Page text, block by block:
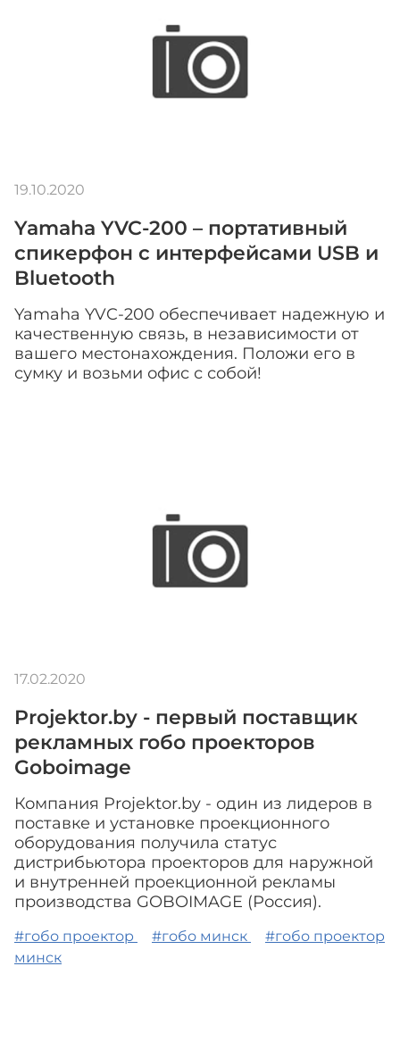
Yamaha YVC-200 – портативный
спикерфон с интерфейсами USB и
Bluetooth
Yamaha YVC-200 обеспечивает надежную и
качественную связь, в независимости от
вашего местонахождения. Положи его в
сумку и возьми офис с собой!
19.10.2020
Projektor.by - первый поставщик
рекламных гобо проекторов
Goboimage
Компания Projektor.by - один из лидеров в
поставке и установке проекционного
оборудования получила статус
дистрибьютора проекторов для наружной
и внутренней проекционной рекламы
производства GOBOIMAGE (Россия).
17.02.2020
#гобо проектор #гобо минск
#гобо проектор
минск